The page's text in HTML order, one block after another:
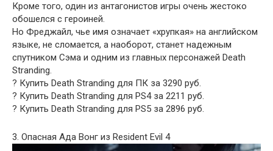
Кроме того, один из антагонистов игры очень жестоко
обошелся с героиней.
Но Фреджайл, чье имя означает «хрупкая» на английском
языке, не сломается, а наоборот, станет надежным
спутником Сэма и одним из главных персонажей Death
Stranding.
? Купить Death Stranding для ПК за 3290 руб.
? Купить Death Stranding для PS4 за 2211 руб.
? Купить Death Stranding для PS5 за 2896 руб.
3. Опасная Ада Вонг из Resident Evil 4